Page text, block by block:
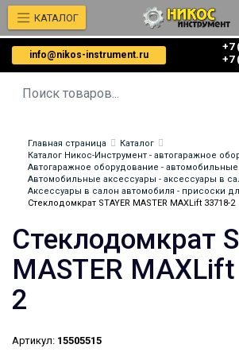
info@nikos-instrument.ru
+7
‎‎+7
КАТАЛОГ
Главная страница
Каталог
Каталог Никос-Инструмент - автогаражное
Автогаражное оборудование -
Автомобильные аксессуары - аксессуары в
Аксессуары в салон автомобиля - присоски
Стеклодомкрат STAYER MASTER MAXLift 33718-2
Стеклодомкрат
MASTER
2
Артикул: 15505515